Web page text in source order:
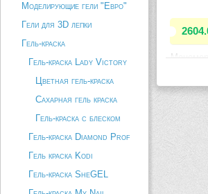
Моделирующие гели "Евро"
Гели для 3D лепки
Гель-краска
Гель-краска Lady Victory
Цветная гель-краска
Сахарная гель краска
Гель-краска с блеском
Гель-краска Diamond Prof
Гель краска Kodi
Гель-краска SheGEL
любой